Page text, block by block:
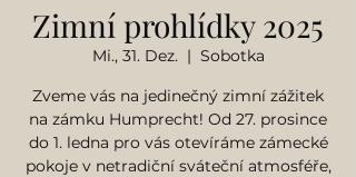
Zimní prohlídky 2025
Mi., 31. Dez.
  |
Sobotka
Zveme vás na jedinečný zimní zážitek
na zámku Humprecht! Od 27. prosince
do 1. ledna pro vás otevíráme zámecké
pokoje v netradiční sváteční atmosféře,